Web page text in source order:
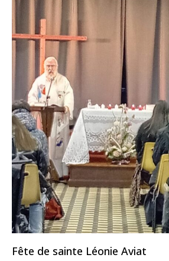
Fête de sainte Léonie Aviat